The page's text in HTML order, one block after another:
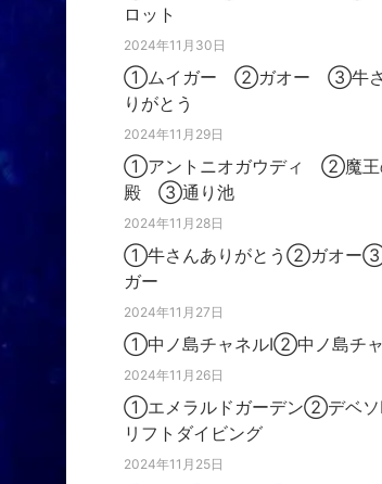
ロット
2024年11月30日
①ムイガー ②ガオー ③牛さ
りがとう
2024年11月29日
①アントニオガウディ ②魔王
殿 ③通り池
2024年11月28日
①牛さんありがとう②ガオー③
ガー
2024年11月27日
①中ノ島チャネルⅠ②中ノ島チ
2024年11月26日
①エメラルドガーデン②デベ
リフトダイビング
2024年11月25日